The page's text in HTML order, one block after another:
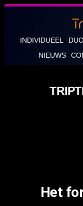
INDIVIDUEEL
NIEUWS
Het